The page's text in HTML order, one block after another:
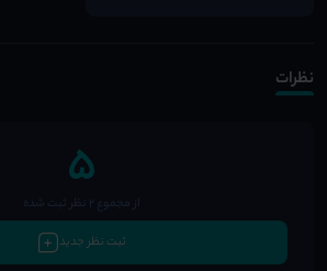
نظرات
5از مجموع 2 نظر ثبت شده
ثبت نظر جدید